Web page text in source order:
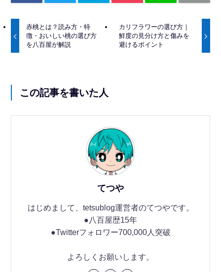
赤桃とは？読み方・特
徴・おいしい桃の選び方
を八百屋が解説
カリフラワーの選び方｜
鮮度の見分け方と傷みを
避けるポイント
この記事を書いた人
てつや
はじめまして、tetsublog運営者のてつやです。
●八百屋歴15年
●Twitterフォロワー700,000人突破
よろしくお願いします。